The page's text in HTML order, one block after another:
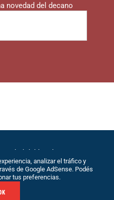
novedad del decano
del hincha |
Privacidad|Sobre
|Contacto
analizar el tráfico y
de Google AdSense. Podés
tus preferencias.